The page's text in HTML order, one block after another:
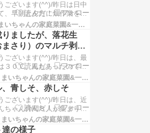
ございます(^^)/昨日は日中
、早朝と夕方に畑作業をし
！早朝は涼しいうちに、ミ
の収穫をして、あとは除
鍬を片手に頑張りましたよ
マン、甘とう美人、鷹の爪
除草しました！！夕方は収
甘とう美人、ピーマン、モ
等な…
まいちゃんの家庭菜園&一人農業
ましたが、落花生
まさり）のマルチ剥が
ました！！
ございます(^^)/昨日は、最
３０℃、風もあったので過
い一日でした。そこで、意
朝５時から延び延びになっ
花生（おおまさり）のマル
をしました！！おおまさ
種まき後７７日経過 （種
２）おおまさりネオ。。。
５９日…
まいちゃんの家庭菜園&一人農業
青しそ、赤しそ
ございます(^^)/昨日は、近
ちゃん仲間８人が集まり暑
行いました！！当然、わん
みんなお家でお留守番です
まいちゃんの家庭菜園&一人農業
達の様子